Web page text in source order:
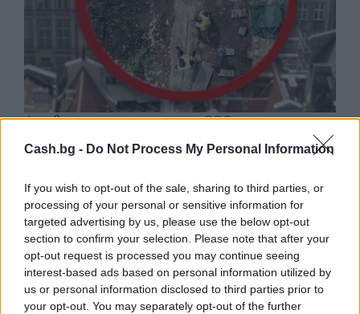
Cash.bg - Do Not Process My Personal Information
If you wish to opt-out of the sale, sharing to third parties, or
processing of your personal or sensitive information for
targeted advertising by us, please use the below opt-out
section to confirm your selection. Please note that after your
opt-out request is processed you may continue seeing
interest-based ads based on personal information utilized by
us or personal information disclosed to third parties prior to
your opt-out. You may separately opt-out of the further
Древен храм на почти 900 години
откриха под кафене за сладолед в
Полша
07.08.2026 / 16:00